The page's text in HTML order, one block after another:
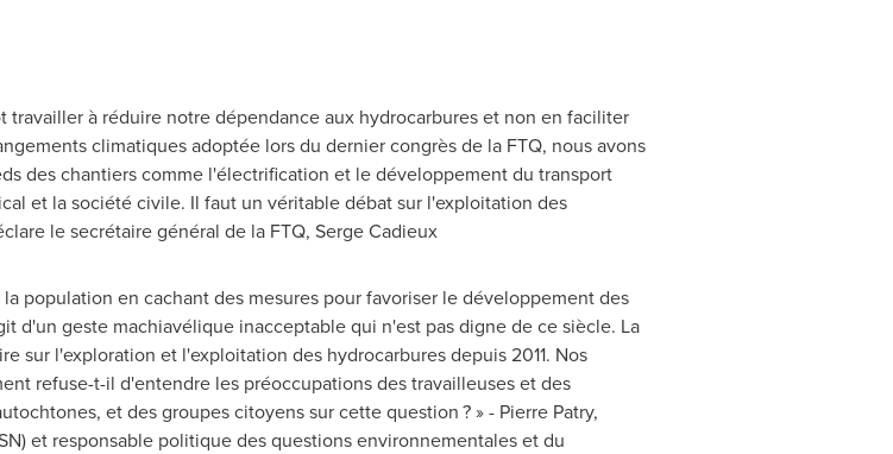
à réduire notre dépendance aux hydrocarbures et non en faciliter
climatiques adoptée lors du dernier congrès de la FTQ, nous avons
des chantiers comme l'électrification et le développement du transport
et la société civile. Il faut un véritable débat sur l'exploitation des
le secrétaire général de la FTQ, Serge Cadieux
population en cachant des mesures pour favoriser le développement des
d'un geste machiavélique inacceptable qui n'est pas digne de ce siècle. La
sur l'exploration et l'exploitation des hydrocarbures depuis 2011. Nos
refuse-t-il d'entendre les préoccupations des travailleuses et des
et des groupes citoyens sur cette question ? » - Pierre Patry,
et responsable politique des questions environnementales et du